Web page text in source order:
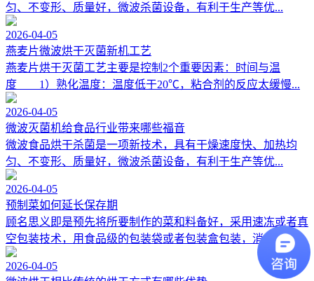
匀、不变形、质量好，微波杀菌设备，有利于生产等优...
2026-04-05
燕麦片微波烘干灭菌新机工艺
燕麦片烘干灭菌工艺主要是控制2个重要因素：时间与温
度 1）熟化温度：温度低于20℃，粘合剂的反应太缓慢...
2026-04-05
微波灭菌机给食品行业带来哪些福音
微波食品烘干杀菌是一项新技术，具有干燥速度快、加热均
匀、不变形、质量好，微波杀菌设备，有利于生产等优...
2026-04-05
预制菜如何延长保存期
顾名思义即是预先将所要制作的菜和料备好，采用速冻或者真
空包装技术，用食品级的包装袋或者包装盒包装，消...
2026-04-05